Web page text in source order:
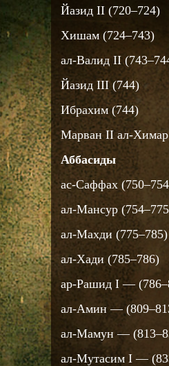
Йазид II (720–724)
Хишам (724–743)
ал-Валид II
Йазид III (744)
Ибрахим (744)
Марван II ал-Химар
Аббасиды
ас-Саффах
ал-Мансур
ал-Махди (775–785)
ал-Хади (785–786)
ар-Рашид I —
ал-Амин —
ал-Мамун —
ал-Мутасим I —